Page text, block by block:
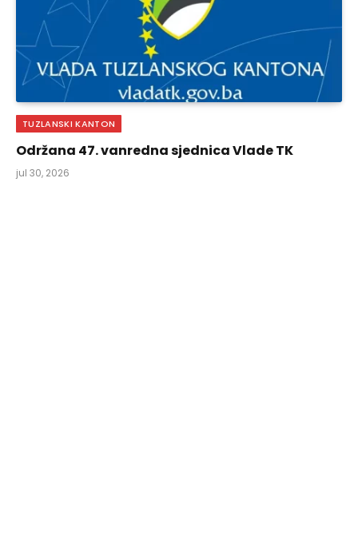
TUZLANSKI KANTON
Održana 47. vanredna sjednica Vlade TK
jul 30, 2026